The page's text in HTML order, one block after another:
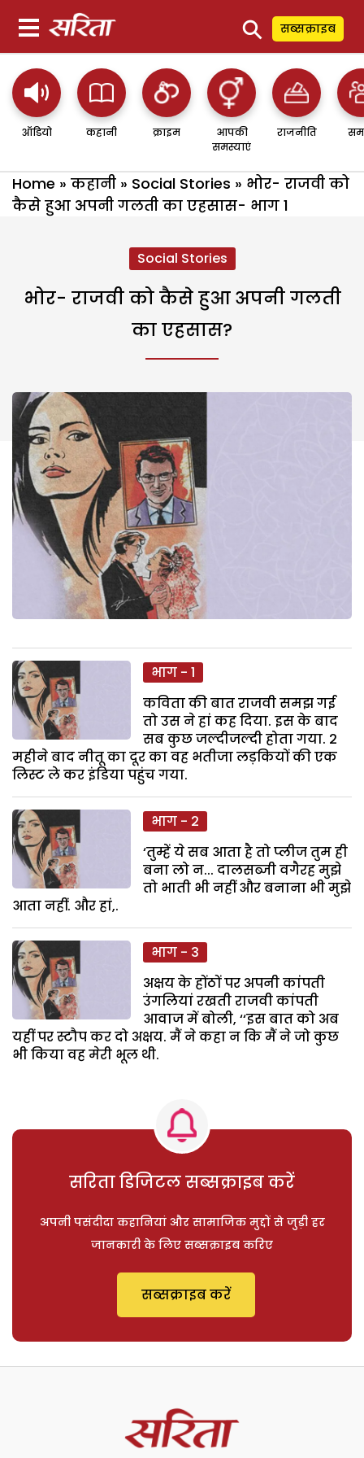
⚲ सब्सक्राइब
ऑडियो कहानी क्राइम
आपकी
समस्याएं
राजनीति
Home » कहानी » Social Stories » भोर- राजवी को
कैसे हुआ अपनी गलती का एहसास- भाग 1
Social Stories
भोर- राजवी को कैसे हुआ अपनी गलती
का एहसास?
भाग - 1
कविता की बात राजवी समझ गई
तो उस ने हां कह दिया. इस के बाद
सब कुछ जल्दीजल्दी होता गया. 2
महीने बाद नीतू का दूर का वह भतीजा लड़कियों की एक
लिस्ट ले कर इंडिया पहुंच गया.
भाग - 2
‘तुम्हें ये सब आता है तो प्लीज तुम ही
बना लो न... दालसब्जी वगैरह मुझे
तो भाती भी नहीं और बनाना भी मुझे
आता नहीं. और हां,.
भाग - 3
अक्षय के होंठों पर अपनी कांपती
उंगलियां रखती राजवी कांपती
आवाज में बोली, ‘‘इस बात को अब
यहीं पर स्टौप कर दो अक्षय. मैं ने कहा न कि मैं ने जो कुछ
भी किया वह मेरी भूल थी.
सरिता डिजिटल सब्सक्राइब करें
अपनी पसंदीदा कहानियां और सामाजिक मुद्दों से जुड़ी हर
जानकारी के लिए सब्सक्राइब करिए
सब्सक्राइब करें